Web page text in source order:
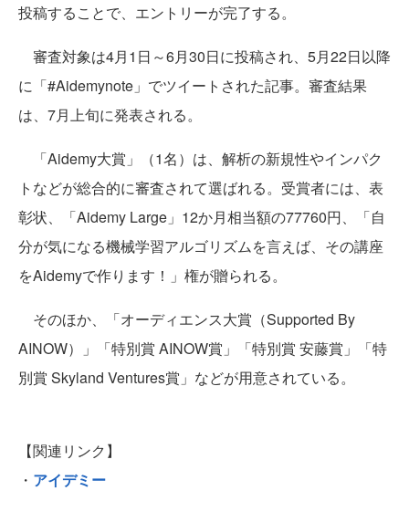
投稿することで、エントリーが完了する。
審査対象は4月1日～6月30日に投稿され、5月22日以降
に「#Aidemynote」でツイートされた記事。審査結果
は、7月上旬に発表される。
「Aidemy大賞」（1名）は、解析の新規性やインパク
トなどが総合的に審査されて選ばれる。受賞者には、表
彰状、「Aidemy Large」12か月相当額の77760円、「自
分が気になる機械学習アルゴリズムを言えば、その講座
をAidemyで作ります！」権が贈られる。
そのほか、「オーディエンス大賞（Supported By
AINOW）」「特別賞 AINOW賞」「特別賞 安藤賞」「特
別賞 Skyland Ventures賞」などが用意されている。
【関連リンク】
・ アイデミー